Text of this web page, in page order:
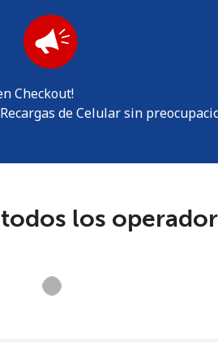
o
No se ha creado una contraseña
Checkout!
de Celular sin
los
Loading operators. Please wait.